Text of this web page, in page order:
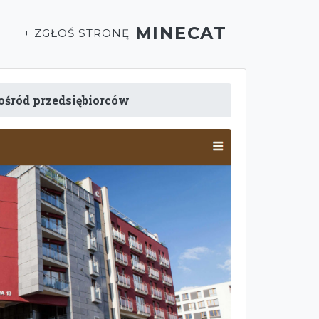
+ ZGŁOŚ STRONĘ MINECAT
przedsiębiorców